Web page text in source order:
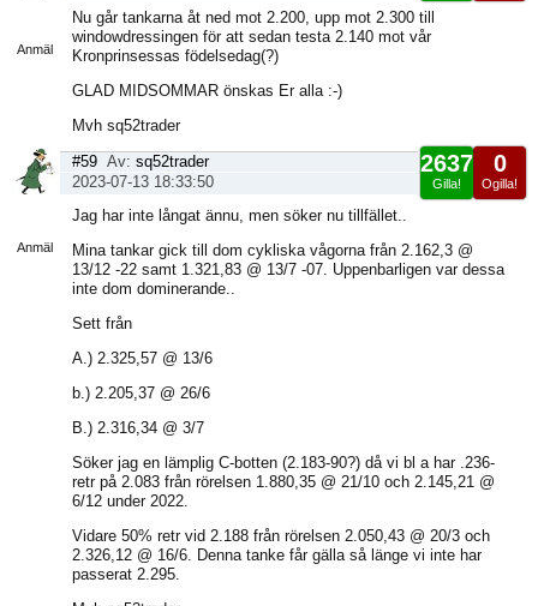
Anmäl
Nu går tankarna åt ned mot 2.200, upp mot 2.300 till
windowdressingen för att sedan testa 2.140 mot vår
Kronprinsessas födelsedag(?)
GLAD MIDSOMMAR önskas Er alla :-)
Mvh sq52trader
Anmäl
0
Ogilla!
2637
Gilla!
#59 Av: sq52trader
2023-07-13 18:33:50
Jag har inte långat ännu, men söker nu tillfället..
Mina tankar gick till dom cykliska vågorna från 2.162,3 @
13/12 -22 samt 1.321,83 @ 13/7 -07. Uppenbarligen var dessa
inte dom dominerande..
Sett från
A.) 2.325,57 @ 13/6
b.) 2.205,37 @ 26/6
B.) 2.316,34 @ 3/7
Söker jag en lämplig C-botten (2.183-90?) då vi bl a har .236-
retr på 2.083 från rörelsen 1.880,35 @ 21/10 och 2.145,21 @
6/12 under 2022.
Vidare 50% retr vid 2.188 från rörelsen 2.050,43 @ 20/3 och
2.326,12 @ 16/6. Denna tanke får gälla så länge vi inte har
passerat 2.295.